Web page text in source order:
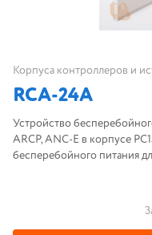
Корпуса контроллеров и
RCA-24A
Устройство
ARCP, ANC-E в корпусе
бесперебойного питания